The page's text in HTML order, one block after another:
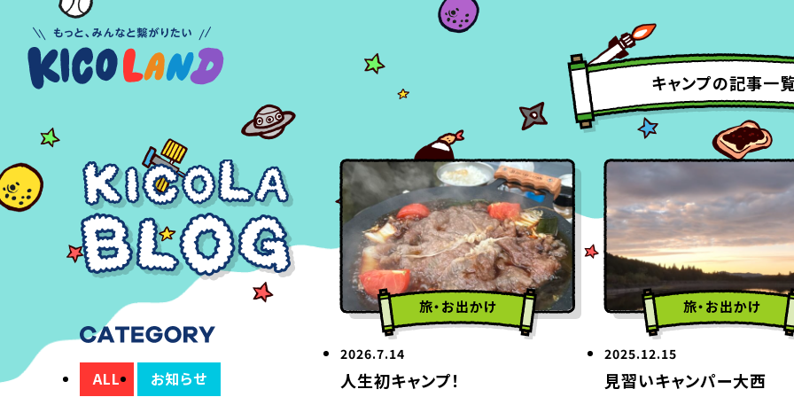
キャンプの記事一
旅・お出かけ
2026.7.14
人生初キャンプ！
旅・お出かけ
2025.12.15
見習いキャンパー大西
ALL お知らせ